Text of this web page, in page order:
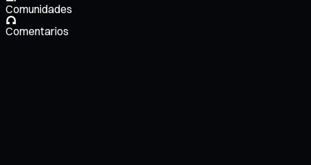
Comunidades
Comentarios